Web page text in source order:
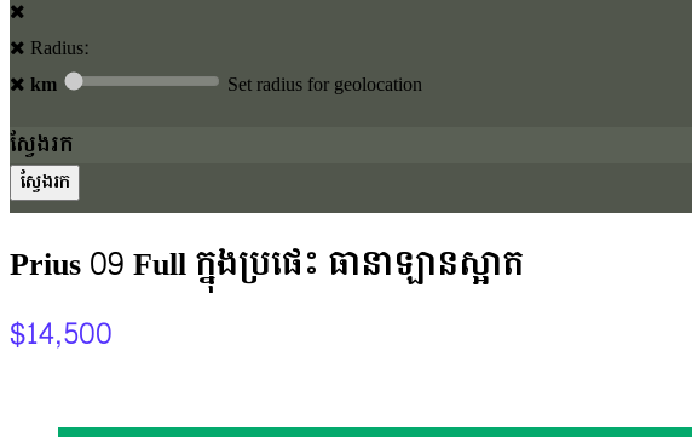
Radius:
km
Set radius for geolocation
ស្វែងរក
Prius 09 Full ក្នុងប្រផេះ ធានាឡានស្អាត
$14,500